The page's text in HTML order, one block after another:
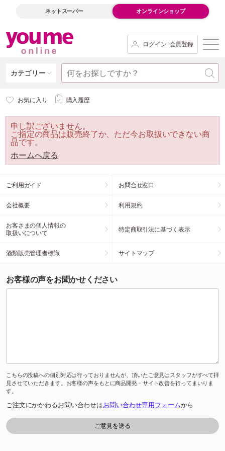
ネットスーパー オンラインショップ
ログイン･会員登録
カテゴリー
お気に入り 購入履歴
申し訳ございません。
ご指定の商品は販売終了か、ただ今お取扱いできない商
品です。
ホームへ戻る
ご利用ガイド お問合せ窓口
会社概要 利用規約
お客さまの個人情報の
取扱いについて
特定商取引法に基づく表示
酒類販売管理者標識 サイトマップ
お客様の声をお聞かせください
こちらの投稿への個別対応は行っておりませんが、頂いたご意見はスタッフがすべて拝
見させていただきます。お客様の声をもとに商品開発・サイト改善を行ってまいりま
す。
ご注文にかかわるお問い合わせはお問い合わせ専用フォームから